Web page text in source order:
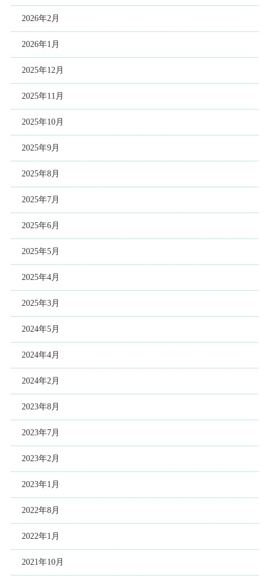
2026年2月
2026年1月
2025年12月
2025年11月
2025年10月
2025年9月
2025年8月
2025年7月
2025年6月
2025年5月
2025年4月
2025年3月
2024年5月
2024年4月
2024年2月
2023年8月
2023年7月
2023年2月
2023年1月
2022年8月
2022年1月
2021年10月